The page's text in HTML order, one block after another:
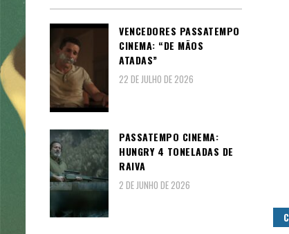
VENCEDORES PASSATEMPO
CINEMA: “DE MÃOS
ATADAS”
22 DE JULHO DE 2026
PASSATEMPO CINEMA:
HUNGRY 4 TONELADAS DE
RAIVA
2 DE JUNHO DE 2026